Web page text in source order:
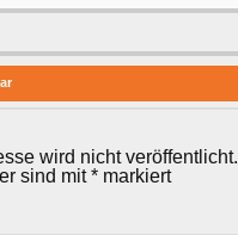
wird nicht veröffentlicht.
sind mit* markiert